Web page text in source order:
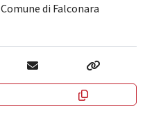
Comune di Falconara